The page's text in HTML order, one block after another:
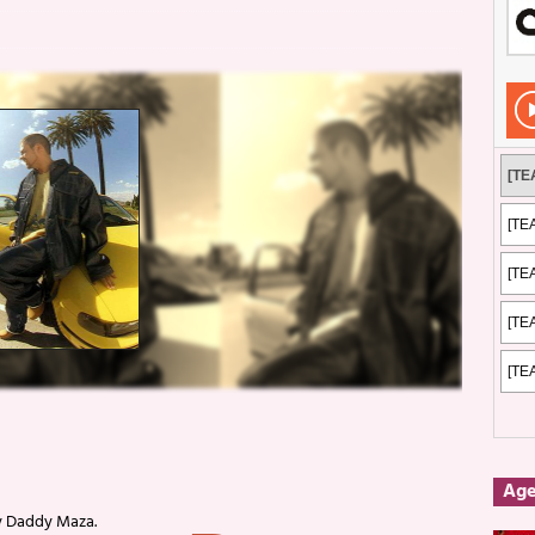
2 de mayo de 2026 en Fuengirola
Su ‘aullido’ retumbó ferozmente en Fuengirola.
REPORTAJES
La historia de Nintendo Vol. 2 PUBLICACIONES
Maza.